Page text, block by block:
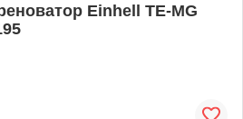
Einhell TE-MG